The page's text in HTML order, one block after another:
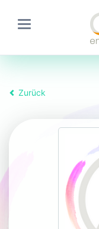
Zurück